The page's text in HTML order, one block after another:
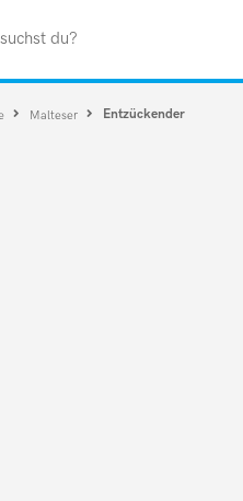
du?
Malteser
Entzückender